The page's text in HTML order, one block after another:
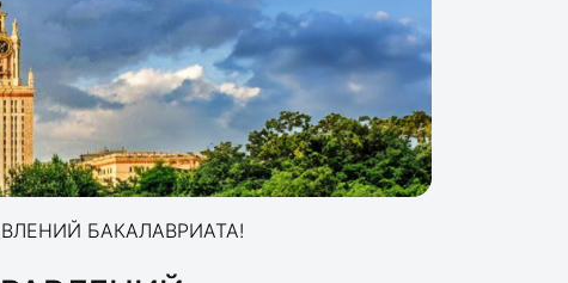
БАКАЛАВРИАТА!